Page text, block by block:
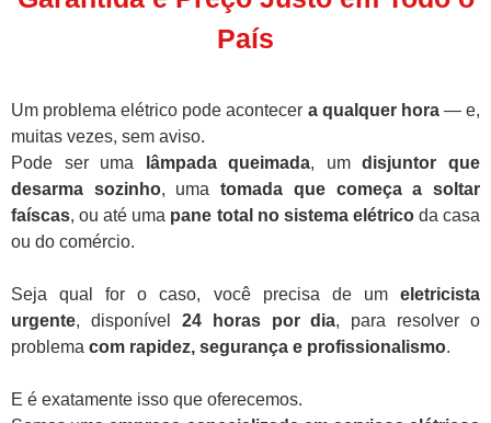
País
Um problema elétrico pode acontecer a qualquer hora— e,
muitas vezes, sem aviso.
Pode ser uma
lâmpada queimada, umdisjuntor que
desarma sozinho, umatomada que começa a soltar
faíscas, ou até uma pane total no sistema elétricoda casa
ou do comércio.
Seja qual for o caso, você precisa de um eletricista
urgente, disponível 24 horas por dia, para resolver o
problema com rapidez, segurança e profissionalismo.
E é exatamente isso que oferecemos.